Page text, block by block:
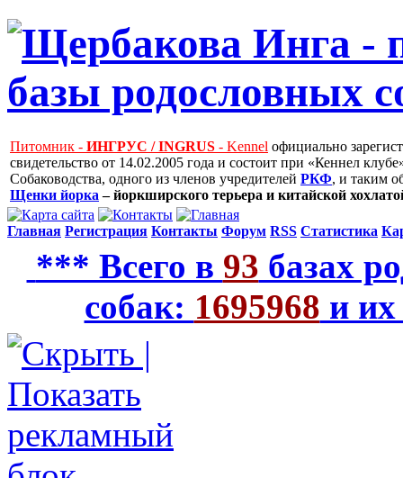
Питомник - ИНГРУС / INGRUS - Kennel официально
свидетельство от 14.02.2005 года и состоит при «Кеннел
Собаководства, одного из членов учредителей РКФ, и таким
Щенки йорка – йоркширского терьера и китайской
Главная Регистрация Контакты Форум RSS Статистика
*** Всего в 93 базах
собак: 1695968 и